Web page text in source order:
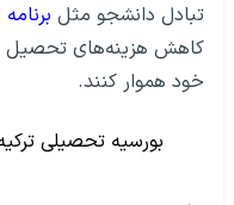
تبادل دانشجو مثل
کاهش هزینه‌های تحصیل
خود هموار کنند.
بورسیه تحصیلی